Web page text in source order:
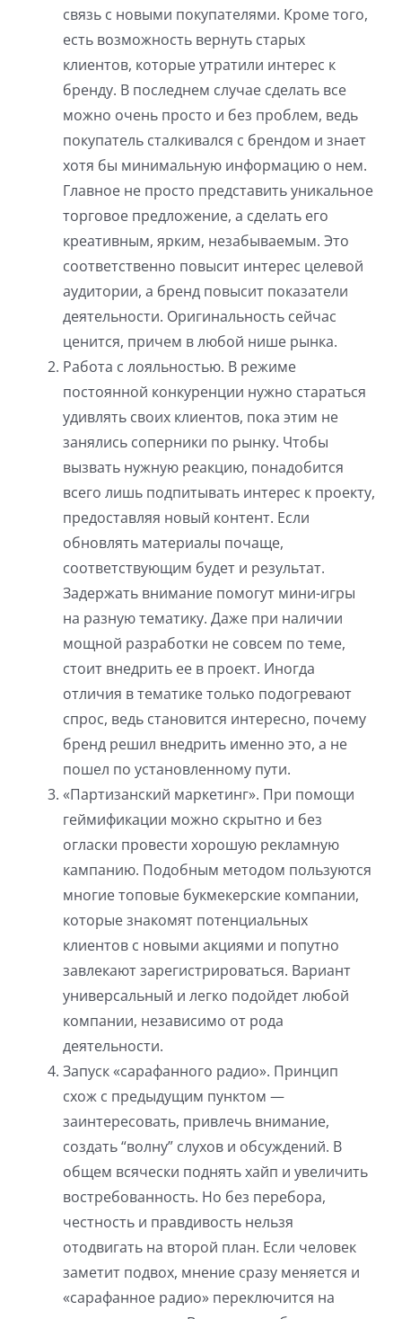
связь с новыми покупателями. Кроме того,
есть возможность вернуть старых
клиентов, которые утратили интерес к
бренду. В последнем случае сделать все
можно очень просто и без проблем, ведь
покупатель сталкивался с брендом и знает
хотя бы минимальную информацию о нем.
Главное не просто представить уникальное
торговое предложение, а сделать его
креативным, ярким, незабываемым. Это
соответственно повысит интерес целевой
аудитории, а бренд повысит показатели
деятельности. Оригинальность сейчас
ценится, причем в любой нише рынка.
Работа с лояльностью. В режиме
постоянной конкуренции нужно стараться
удивлять своих клиентов, пока этим не
занялись соперники по рынку. Чтобы
вызвать нужную реакцию, понадобится
всего лишь подпитывать интерес к проекту,
предоставляя новый контент. Если
обновлять материалы почаще,
соответствующим будет и результат.
Задержать внимание помогут мини-игры
на разную тематику. Даже при наличии
мощной разработки не совсем по теме,
стоит внедрить ее в проект. Иногда
отличия в тематике только подогревают
спрос, ведь становится интересно, почему
бренд решил внедрить именно это, а не
пошел по установленному пути.
«Партизанский маркетинг». При помощи
геймификации можно скрытно и без
огласки провести хорошую рекламную
кампанию. Подобным методом пользуются
многие топовые букмекерские компании,
которые знакомят потенциальных
клиентов с новыми акциями и попутно
завлекают зарегистрироваться. Вариант
универсальный и легко подойдет любой
компании, независимо от рода
деятельности.
Запуск «сарафанного радио». Принцип
схож с предыдущим пунктом —
заинтересовать, привлечь внимание,
создать “волну” слухов и обсуждений. В
общем всячески поднять хайп и увеличить
востребованность. Но без перебора,
честность и правдивость нельзя
отодвигать на второй план. Если человек
заметит подвох, мнение сразу меняется и
«сарафанное радио» переключится на